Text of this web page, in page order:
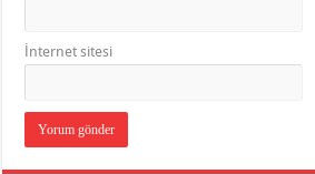
İnternet sitesi